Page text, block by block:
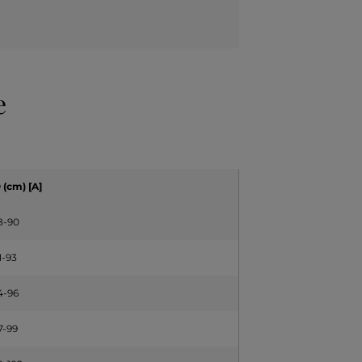
(cm) [A]
90
93
96
99